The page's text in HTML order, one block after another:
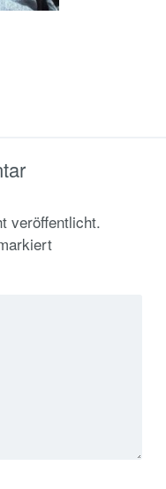
veröffentlicht.